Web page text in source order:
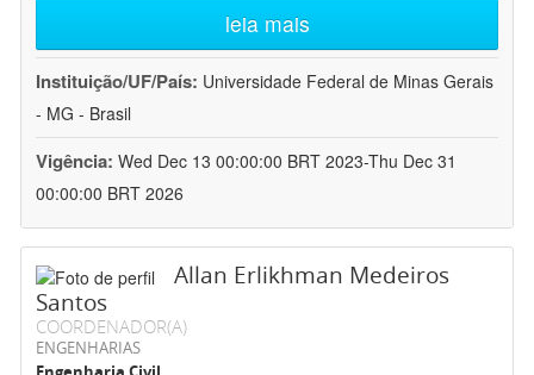
leia mais
Instituição/UF/País: Universidade Federal de Minas Gerais
- MG - Brasil
Vigência: Wed Dec 13 00:00:00 BRT 2023-Thu Dec 31
00:00:00 BRT 2026
Allan Erlikhman Medeiros
Santos
COORDENADOR(A)
ENGENHARIAS